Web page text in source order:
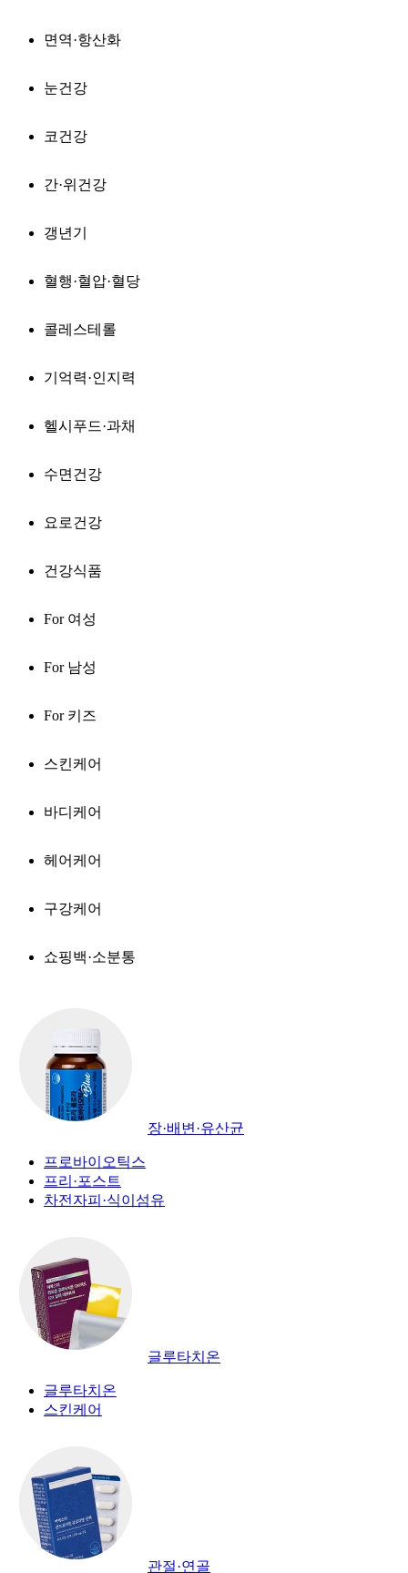
면역·항산화
눈건강
코건강
간·위건강
갱년기
혈행·혈압·혈당
콜레스테롤
기억력·인지력
헬시푸드·과채
수면건강
요로건강
건강식품
For 여성
For 남성
For 키즈
스킨케어
바디케어
헤어케어
구강케어
쇼핑백·소분통
장·배변·유산균
프로바이오틱스
프리·포스트
차전자피·식이섬유
글루타치온
글루타치온
스킨케어
관절·연골